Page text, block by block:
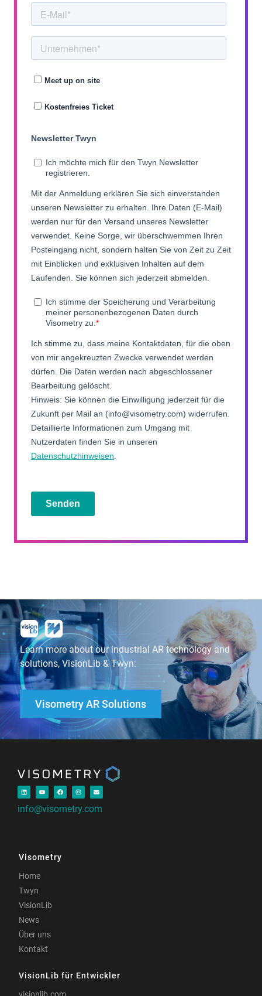
Learn more about our industrial AR technology and
solutions, VisionLib & Twyn:
Visometry AR Solutions
info@visometry.com
Visometry
Home
Twyn
VisionLib
News
Über uns
Kontakt
VisionLib für Entwickler